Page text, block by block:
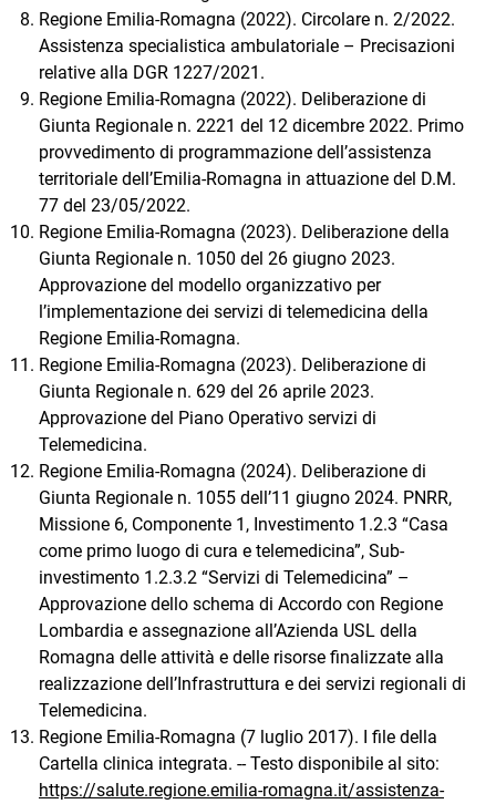
Regione Emilia-Romagna (2022). Circolare n. 2/2022.
Assistenza specialistica ambulatoriale – Precisazioni
relative alla DGR 1227/2021.
Regione Emilia-Romagna (2022). Deliberazione di
Giunta Regionale n. 2221 del 12 dicembre 2022. Primo
provvedimento di programmazione dell’assistenza
territoriale dell’Emilia-Romagna in attuazione del D.M.
77 del 23/05/2022.
Regione Emilia-Romagna (2023). Deliberazione della
Giunta Regionale n. 1050 del 26 giugno 2023.
Approvazione del modello organizzativo per
l’implementazione dei servizi di telemedicina della
Regione Emilia-Romagna.
Regione Emilia-Romagna (2023). Deliberazione di
Giunta Regionale n. 629 del 26 aprile 2023.
Approvazione del Piano Operativo servizi di
Telemedicina.
Regione Emilia-Romagna (2024). Deliberazione di
Giunta Regionale n. 1055 dell’11 giugno 2024. PNRR,
Missione 6, Componente 1, Investimento 1.2.3 “Casa
come primo luogo di cura e telemedicina”, Sub-
investimento 1.2.3.2 “Servizi di Telemedicina” –
Approvazione dello schema di Accordo con Regione
Lombardia e assegnazione all’Azienda USL della
Romagna delle attività e delle risorse finalizzate alla
realizzazione dell’Infrastruttura e dei servizi regionali di
Telemedicina.
Regione Emilia-Romagna (7 luglio 2017). I file della
Cartella clinica integrata. -- Testo disponibile al sito:
https://salute.regione.emilia-romagna.it/assistenza-